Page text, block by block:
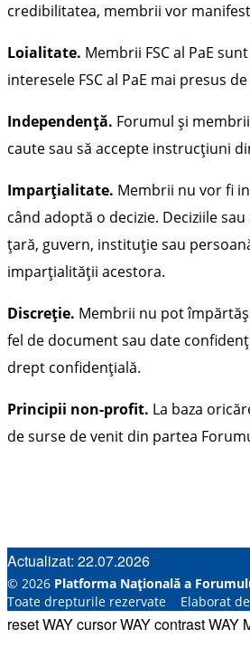
credibilitatea, membrii vor
Loialitate. Membrii FSC al PaE
interesele FSC al PaE mai presus
Independență. Forumul și
caute sau să accepte instrucțiuni
Imparțialitate. Membrii nu vor fi
când adoptă o decizie. Deciziile
țară, guvern, instituție sau
imparțialității acestora.
Discreție. Membrii nu pot
fel de document sau date
drept confidențială.
Principii non-profit. La baza
de surse de venit din partea
Actualizat: 22.07.2026
© 2026 Platforma Națională a
Toate drepturile rezervate Elaborat
reset WAYcursor WAYcontrast WAY